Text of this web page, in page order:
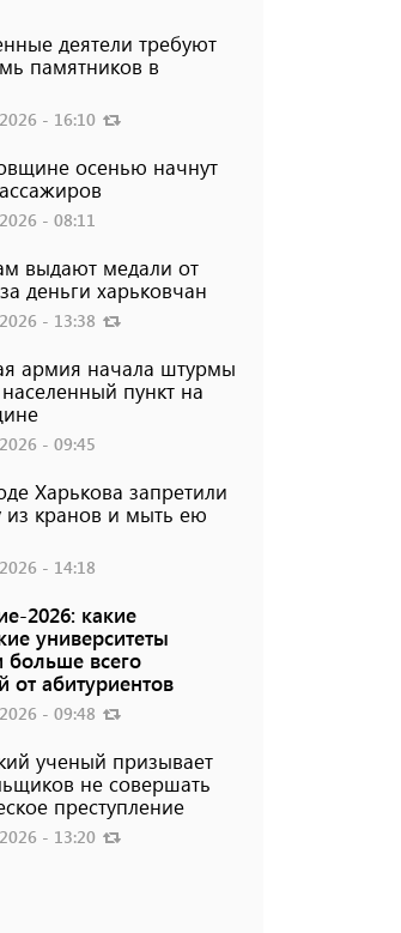
деятели требуют
памятников в
- 16:10
осенью начнут
- 08:11
выдают медали от
деньги харьковчан
- 13:38
армия начала штурмы
пункт на
- 09:45
Харькова запретили
из кранов и мыть ею
- 14:18
2026: какие
университеты
больше всего
от абитуриентов
- 09:48
ученый призывает
не совершать
преступление
- 13:20